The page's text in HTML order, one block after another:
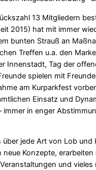
13 Mitgliedern
2015) hat mit immer
bunten Strauß an
Treffen u.a. den
Innenstadt, Tag der
spielen mit
am Kurparkfest
Einsatz und
immer in enger
über jede Art von Lob und
neue Konzepte, erarbeiten
und vieles